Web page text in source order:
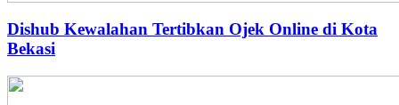
Dishub Kewalahan Tertibkan Ojek Online di Kota
Bekasi